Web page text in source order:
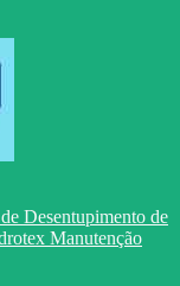
Desentupimento de
Manutenção